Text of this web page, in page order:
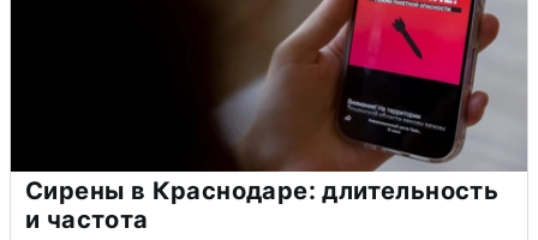
Сирены в Краснодаре: длительность
и частота